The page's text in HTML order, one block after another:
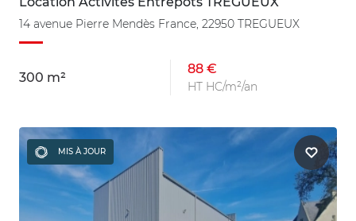
14 avenue Pierre Mendès France, 22950 TREGUEUX
300 m²
88 €
HT HC/m²/an
MIS À JOUR